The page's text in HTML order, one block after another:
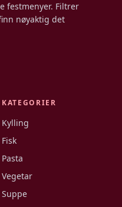
festmenyer. Filtrer
nøyaktig det
KATEGORIER
Kylling
Fisk
Pasta
Vegetar
Suppe